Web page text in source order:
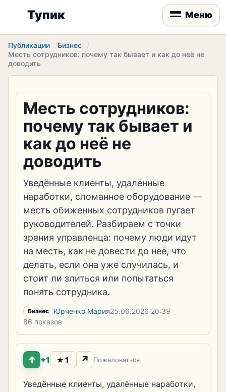
Тупик Меню
Публикации
Бизнес
Месть сотрудников: почему так бывает и как до неё не
доводить
Месть сотрудников:
почему так бывает и
как до неё не
доводить
Уведённые клиенты, удалённые
наработки, сломанное оборудование —
месть обиженных сотрудников пугает
руководителей. Разбираем с точки
зрения управленца: почему люди идут
на месть, как не довести до неё, что
делать, если она уже случилась, и
стоит ли злиться или попытаться
понять сотрудника.
Бизнес Юрченко Мария25.06.2026 20:39
86 показов
↑ +1 ★ 1 ↗ Пожаловаться
Уведённые клиенты, удалённые наработки,